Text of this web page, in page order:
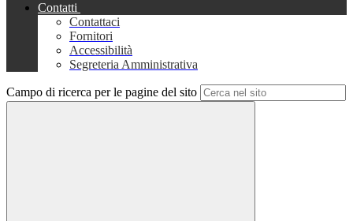
Contatti
Contattaci
Fornitori
Accessibilità
Segreteria Amministrativa
Campo di ricerca per le pagine del sito